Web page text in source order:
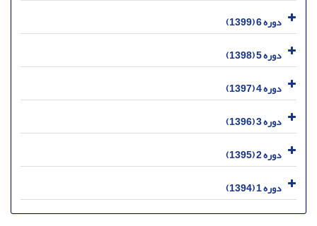
دوره 6 (1399)
دوره 5 (1398)
دوره 4 (1397)
دوره 3 (1396)
دوره 2 (1395)
دوره 1 (1394)